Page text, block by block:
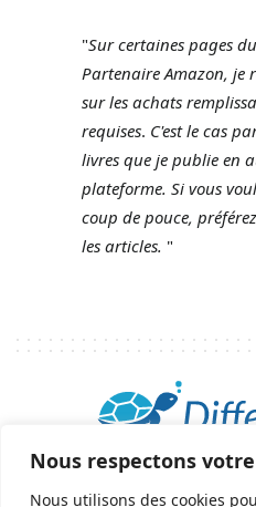
Nous respectons
Nous utilisons des cookies
"Sur certaines pages
Partenaire Amazon, je
sur les achats
requises. C'est le cas
livres que je publie en
plateforme. Si vous
coup de pouce,
les articles. "
2025 © Tous droits